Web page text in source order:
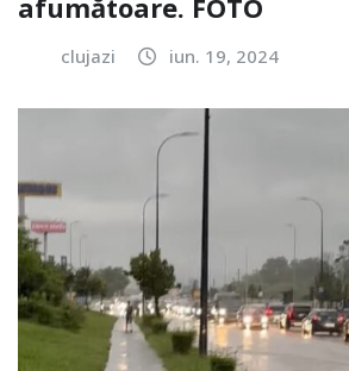
clujazi iun. 19, 2024